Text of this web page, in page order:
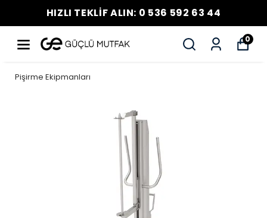
HIZLI TEKLİF ALIN: 0 536 592 63 44
0
Pişirme Ekipmanları